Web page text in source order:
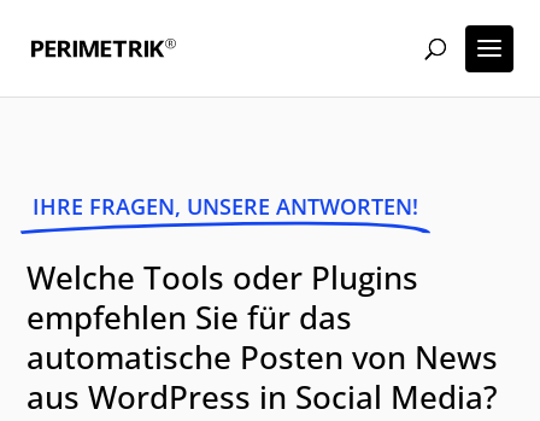
IHRE FRAGEN, UNSERE ANTWORTEN!
Welche Tools oder Plugins
empfehlen Sie für das
automatische Posten von News
aus WordPress in Social Media?